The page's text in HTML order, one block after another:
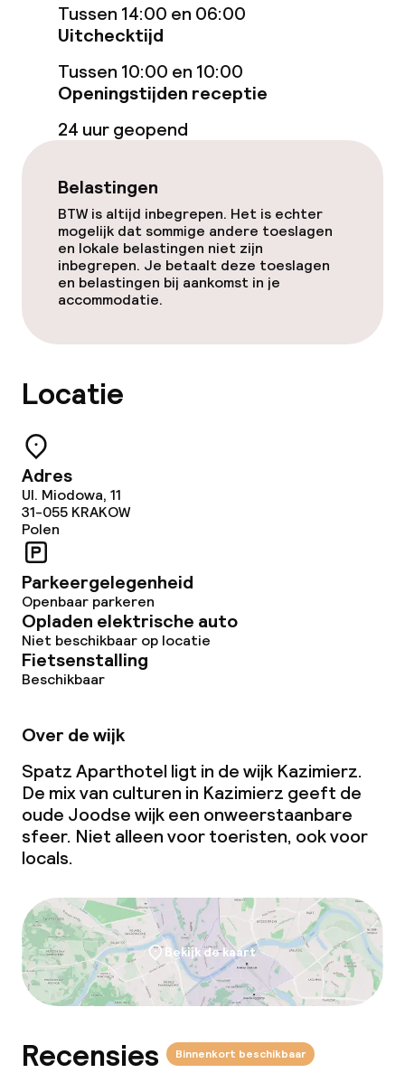
Roomservice
Beleid
Overal rookvrij
Tussen 14:00 en 06:00
Uitchecktijd
Tussen 10:00 en 10:00
Openingstijden receptie
24 uur geopend
Belastingen
BTW is altijd inbegrepen. Het is echter
mogelijk dat sommige andere toeslagen
en lokale belastingen niet zijn
inbegrepen. Je betaalt deze toeslagen
en belastingen bij aankomst in je
accommodatie.
Locatie
Adres
Ul. Miodowa, 11
31-055 KRAKOW
Polen
Parkeergelegenheid
Openbaar parkeren
Opladen elektrische auto
Niet beschikbaar op locatie
Fietsenstalling
Beschikbaar
Over de wijk
Spatz Aparthotel ligt in de wijk Kazimierz.
De mix van culturen in Kazimierz geeft de
oude Joodse wijk een onweerstaanbare
sfeer. Niet alleen voor toeristen, ook voor
locals.
Bekijk de kaart
Recensies Binnenkort beschikbaar